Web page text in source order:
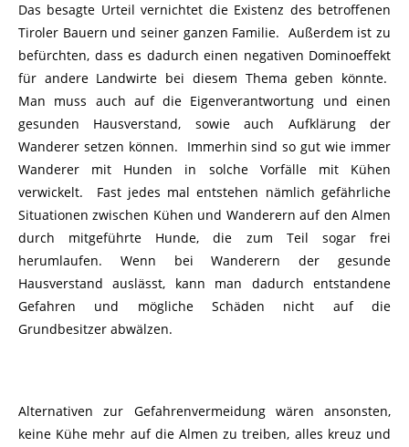
Das besagte Urteil vernichtet die Existenz des betroffenen
Tiroler Bauern und seiner ganzen Familie. Außerdem ist zu
befürchten, dass es dadurch einen negativen Dominoeffekt
für andere Landwirte bei diesem Thema geben könnte.
Man muss auch auf die Eigenverantwortung und einen
gesunden Hausverstand, sowie auch Aufklärung der
Wanderer setzen können. Immerhin sind so gut wie immer
Wanderer mit Hunden in solche Vorfälle mit Kühen
verwickelt. Fast jedes mal entstehen nämlich gefährliche
Situationen zwischen Kühen und Wanderern auf den Almen
durch mitgeführte Hunde, die zum Teil sogar frei
herumlaufen. Wenn bei Wanderern der gesunde
Hausverstand auslässt, kann man dadurch entstandene
Gefahren und mögliche Schäden nicht auf die
Grundbesitzer abwälzen.
Alternativen zur Gefahrenvermeidung wären ansonsten,
keine Kühe mehr auf die Almen zu treiben, alles kreuz und